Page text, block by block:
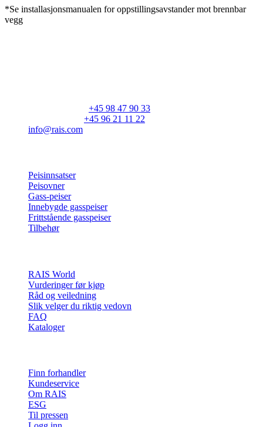
*Se installasjonsmanualen for oppstillingsavstander mot brennbar
vegg
+45 98 47 90 33
+45 96 21 11 22
info@rais.com
Peisinnsatser
Peisovner
Gass-peiser
Innebygde gasspeiser
Frittstående gasspeiser
Tilbehør
RAIS World
Vurderinger før kjøp
Råd og veiledning
Slik velger du riktig vedovn
FAQ
Kataloger
Finn forhandler
Kundeservice
Om RAIS
ESG
Til pressen